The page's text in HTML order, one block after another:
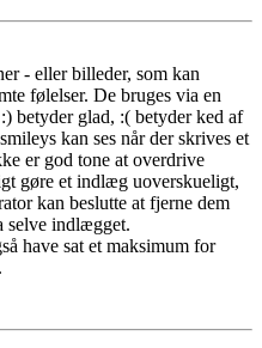
- eller billeder, som kan
følelser. De bruges via en
betyder glad, :( betyder ked af
kan ses når der skrives et
er god tone at overdrive
gøre et indlæg uoverskueligt,
kan beslutte at fjerne dem
selve indlægget.
have sat et maksimum for